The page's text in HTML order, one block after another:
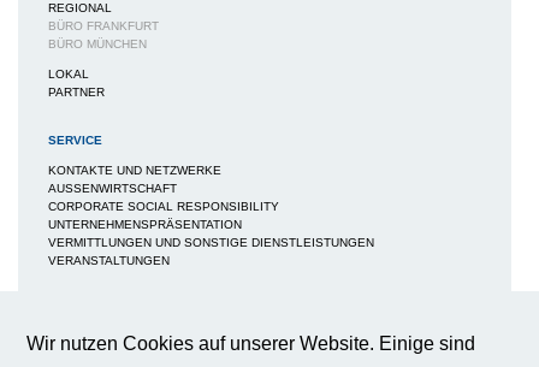
REGIONAL
BÜRO FRANKFURT
BÜRO MÜNCHEN
LOKAL
PARTNER
SERVICE
KONTAKTE UND NETZWERKE
AUSSENWIRTSCHAFT
CORPORATE SOCIAL RESPONSIBILITY
UNTERNEHMENSPRÄSENTATION
VERMITTLUNGEN UND SONSTIGE DIENSTLEISTUNGEN
VERANSTALTUNGEN
NEWS / BERICHTE / ARTIKEL
Wir nutzen Cookies auf unserer Website. Einige sind